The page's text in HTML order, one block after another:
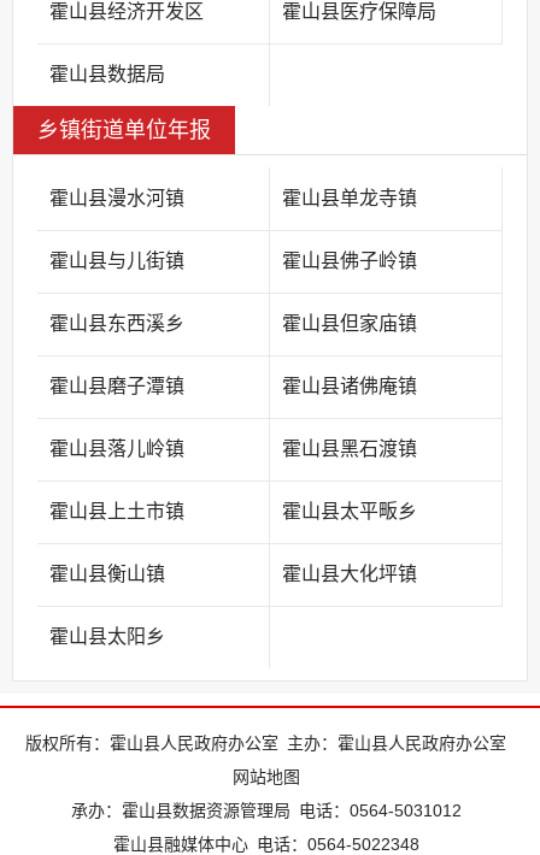
霍山县经济开发区 霍山县医疗保障局
霍山县数据局
乡镇街道单位年报
霍山县漫水河镇 霍山县单龙寺镇
霍山县与儿街镇 霍山县佛子岭镇
霍山县东西溪乡 霍山县但家庙镇
霍山县磨子潭镇 霍山县诸佛庵镇
霍山县落儿岭镇 霍山县黑石渡镇
霍山县上土市镇 霍山县太平畈乡
霍山县衡山镇 霍山县大化坪镇
霍山县太阳乡
版权所有：霍山县人民政府办公室 主办：霍山县人民政府办公室
网站地图
承办：霍山县数据资源管理局 电话：0564-5031012
霍山县融媒体中心 电话：0564-5022348